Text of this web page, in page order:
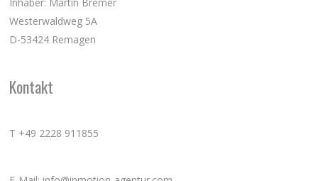
Westerwaldweg 5A
D-53424 Remagen
Kontakt
T +49 2228 911855